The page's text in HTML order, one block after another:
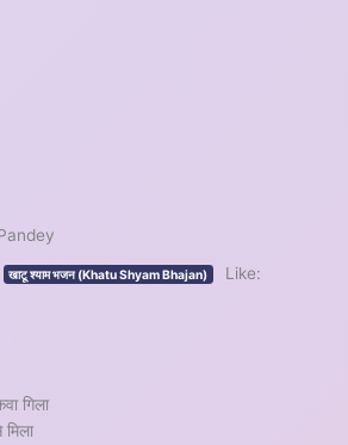
खाटू श्याम भजन (Khatu Shyam Bhajan)
Like:
गिला